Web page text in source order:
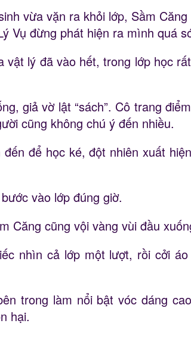
vừa vặn ra khỏi lớp, Sầm
Vụ đừng phát hiện ra mình quá
lý đã vào hết, trong lớp học
giả vờ lật “sách”. Cô trang
cũng không chú ý đến nhiều.
để học ké, đột nhiên xuất
vào lớp đúng giờ.
Căng cũng vội vàng vùi đầu
nhìn cả lớp một lượt, rồi cởi
trong làm nổi bật vóc dáng
hại.